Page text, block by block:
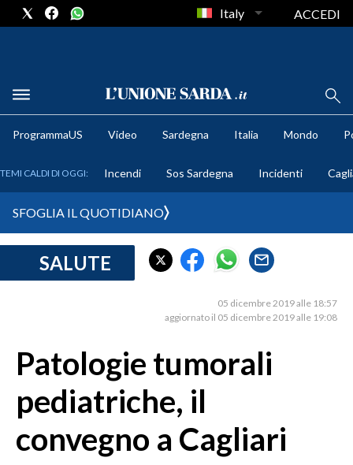
METEO
CRONACA SARDEGNA
MEDIO CAMPIDANO
ORISTANO E PROVINCIA
SASSARI E PROVINCIA
NUORO E PROVINCIA
Italy ACCEDI
ProgrammaUS Video Sardegna Italia Mondo
TEMI CALDI DI OGGI: Incendi Sos Sardegna Incidenti
SFOGLIA IL QUOTIDIANO
SALUTE
05 dicembre 2019 alle 18:57
aggiornato il 05 dicembre 2019 alle 19:08
Patologie tumorali
pediatriche, il
convegno a Cagliari